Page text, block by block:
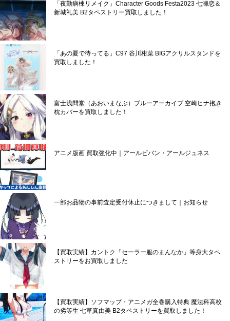
「夜勤病棟リメイク」Character Goods Festa2023 七瀬恋＆
新城礼美 B2タペストリー買取しました！
「あの夏で待ってる」C97 谷川柑菜 BIGアクリルスタンドを
買取しました！
富士浅間堂（あおいまなぶ）ブルーアーカイブ 空崎ヒナ抱き
枕カバーを買取しました！
アニメ版画 買取強化中｜アールビバン・アールジュネス
一部お品物の事前査定受付休止につきまして｜お知らせ
【買取実績】カントク「セーラー服のまんなか」等身大タペ
ストリーをお買取しました
【買取実績】ソフマップ・アニメガ全巻購入特典 魔法科高校
の劣等生 七草真由美 B2タペストリーを買取しました！